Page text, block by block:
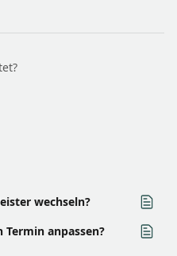
wechseln?
anpassen?